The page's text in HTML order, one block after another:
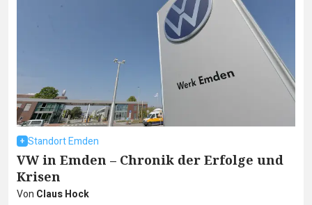
Standort Emden
VW in Emden – Chronik der Erfolge und
Krisen
Von Claus Hock